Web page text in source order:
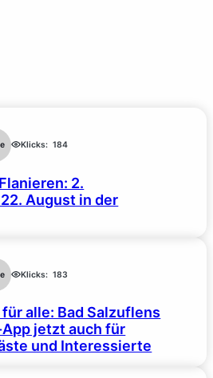
Klicks: 184
2.
August in der
Klicks: 183
alle: Bad Salzuflens
jetzt auch für
und Interessierte